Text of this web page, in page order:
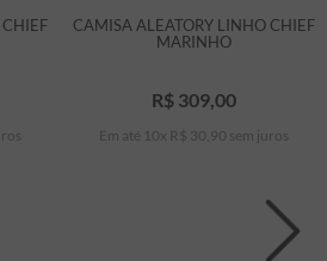
CAMISA ALEATORY LINHO CHIEF
MARINHO
R$ 309,00
Em até 10 x R$ 30 90 sem juros